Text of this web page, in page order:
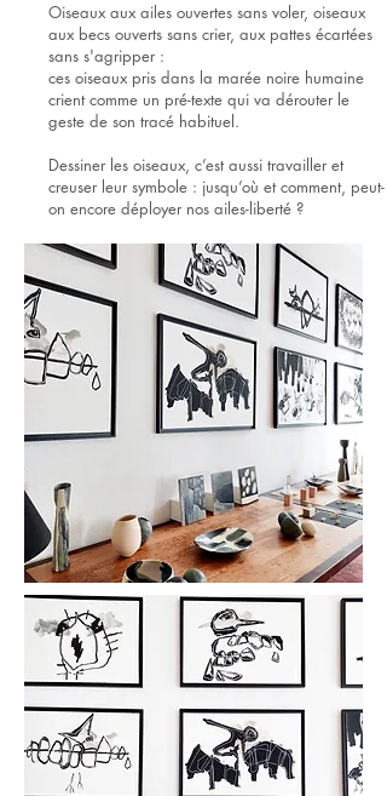
Oiseaux aux ailes ouvertes sans voler, oiseaux
aux becs ouverts sans crier, aux pattes écartées
sans s'agripper :
ces oiseaux pris dans la marée noire humaine
crient comme un pré-texte qui va dérouter le
geste de son tracé habituel.
Dessiner les oiseaux, c’est aussi travailler et
creuser leur symbole : jusqu’où et comment, peut-
on encore déployer nos ailes-liberté ?